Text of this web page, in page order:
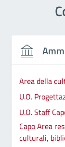
Area della
U.O.
U.O. Staff
Capo Area
culturali,